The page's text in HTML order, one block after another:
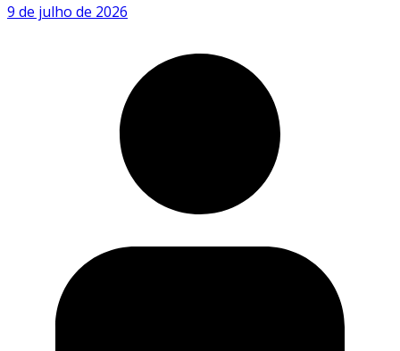
9 de julho de 2026